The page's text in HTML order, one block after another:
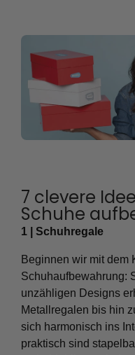
7 clevere
Schuhe
1 | Schuhregale
Beginnen wir mit dem
Schuhaufbewahrung:
unzähligen Designs
Metallregalen bis hin
sich harmonisch ins
praktisch sind